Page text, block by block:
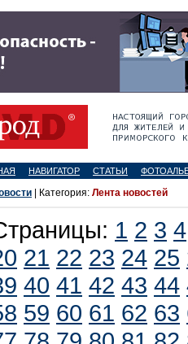
НАВИГАТОР СТАТЬИ
| Категория: Лента новостей
1 2 3 4
21 22 23 24 25
40 41 42 43 44
59 60 61 62 63